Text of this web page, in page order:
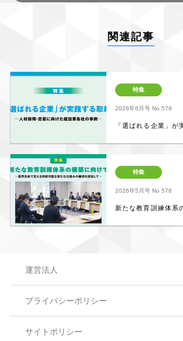
関連記事
特集
2026年6月号No 579
「選ばれる企業」が
特集
2026年5月号No 578
新たな教育訓練体系
運営法人
プライバシーポリシー
サイトポリシー